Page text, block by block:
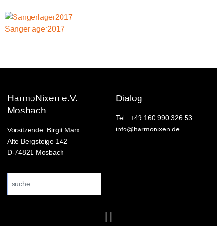
Sangerlager2017
HarmoNixen e.V.
Mosbach
Vorsitzende: Birgit Marx
Alte Bergsteige 142
D-74821 Mosbach
Dialog
Tel.: +49 160 990 326 53
info@harmonixen.de
...